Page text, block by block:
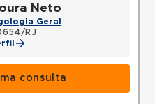
Neto
Geral
RJ
consulta